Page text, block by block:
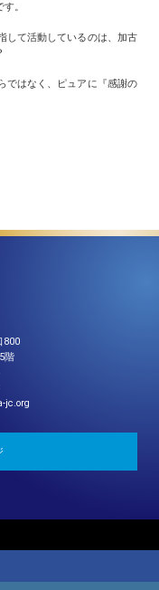
。
して活動しているのは、加古
ではなく、ピュアに『感謝の
800
階
jc.org